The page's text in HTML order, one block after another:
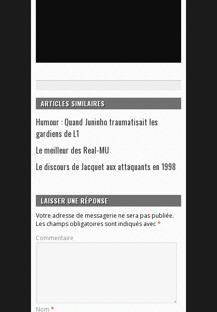
ARTICLES SIMILAIRES
Humour : Quand Juninho traumatisait les
gardiens de L1
Le meilleur des Real-MU
Le discours de Jacquet aux attaquants en 1998
LAISSER UNE RÉPONSE
Votre adresse de messagerie ne sera pas publiée.
Les champs obligatoires sont indiqués avec*
Commentaire
Nom *